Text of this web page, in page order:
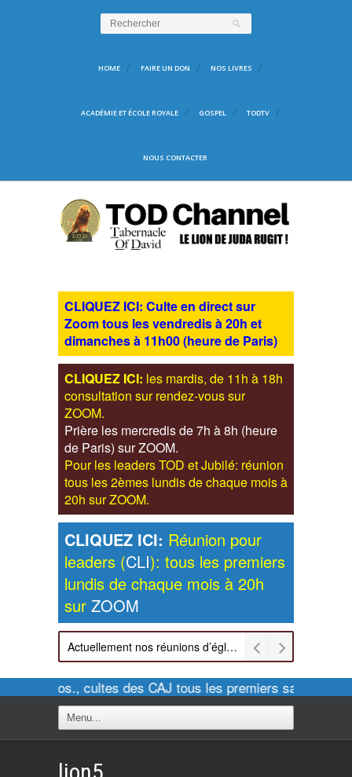
HOME FAIRE UN DON NOS LIVRES
ACADÉMIE ET ÉCOLE ROYALE GOSPEL TODTV
NOUS CONTACTER
CLIQUEZ ICI: Culte en direct sur
Zoom tous les vendredis à 20h et
dimanches à 11h00 (heure de Paris)
CLIQUEZ ICI: les mardis, de 11h à 18h
consultation sur rendez-vous sur
ZOOM.
Prière les mercredis de 7h à 8h (heure
de Paris) sur ZOOM.
Pour les leaders TOD et Jubilé: réunion
tous les 2èmes lundis de chaque mois à
20h sur ZOOM.
CLIQUEZ ICI: Réunion pour
leaders (CLI): tous les premiers
lundis de chaque mois à 20h
sur ZOOM
Actuellement nos réunions d’église sont retransmises sur ZOOM les dimanches à 11h et vendredis à 20h00
Pour infos., cultes des CAJ tous les premiers samedis